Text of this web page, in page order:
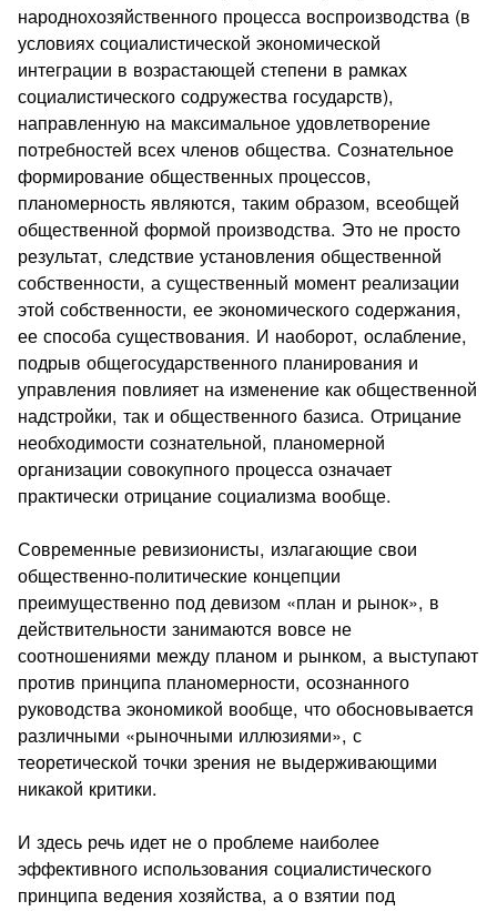
народнохозяйственного процесса воспроизводства (в
условиях социалистической экономической
интеграции в возрастающей степени в рамках
социалистического содружества государств),
направленную на максимальное удовлетворение
потребностей всех членов общества. Сознательное
формирование общественных процессов,
планомерность являются, таким образом, всеобщей
общественной формой производства. Это не просто
результат, следствие установления общественной
собственности, а существенный момент реализации
этой собственности, ее экономического содержания,
ее способа существования. И наоборот, ослабление,
подрыв общегосударственного планирования и
управления повлияет на изменение как общественной
надстройки, так и общественного базиса. Отрицание
необходимости сознательной, планомерной
организации совокупного процесса означает
практически отрицание социализма вообще.
Современные ревизионисты, излагающие свои
общественно-политические концепции
преимущественно под девизом «план и рынок», в
действительности занимаются вовсе не
соотношениями между планом и рынком, а выступают
против принципа планомерности, осознанного
руководства экономикой вообще, что обосновывается
различными «рыночными иллюзиями», с
теоретической точки зрения не выдерживающими
никакой критики.
И здесь речь идет не о проблеме наиболее
эффективного использования социалистического
принципа ведения хозяйства, а о взятии под